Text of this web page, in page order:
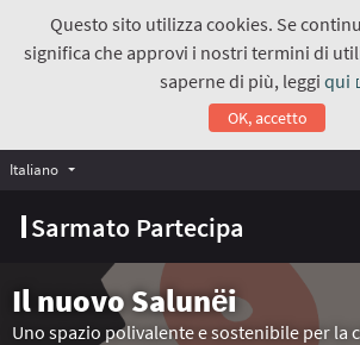
Questo sito utilizza cookies. Se
significa che approvi i nostri termini di
saperne di più, leggiqui
OK, accetto
Sarmato Partecipa
Italiano Choose language
Il nuovo Salunёi
Uno spazio polivalente e sostenibile per la